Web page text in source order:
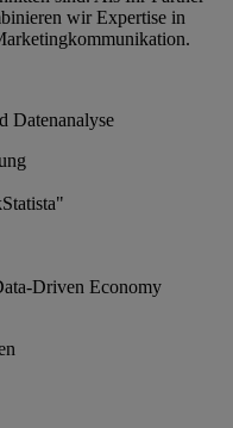
wir Expertise in
Datenanalyse
Driven Economy